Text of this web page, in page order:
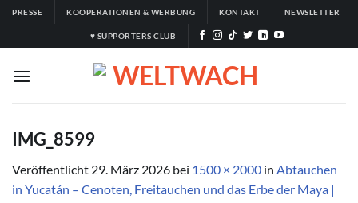
Zum
springen
PRESSE KOOPERATIONEN & WERBUNG KONTAKT NEWSLETTER
♥ SUPPORTERS CLUB
IMG_8599
Veröffentlicht 29. März 2026 bei 1500 × 2000 in Abtauchen
in Yucatán – Cenoten, Freitauchen und das Erbe der Maya |